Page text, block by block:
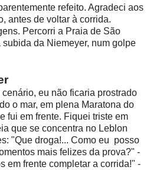
refeito. Agradeci aos
antes de voltar à corrida.
Percorri a Praia de São
da Niemeyer, num golpe
eu não ficaria prostrado
o mar, em plena Maratona do
fui em frente. Fiquei triste em
que se concentra no Leblon
"Que droga!... Como eu posso
mais felizes da prova?" -
em frente completar a corrida!" -